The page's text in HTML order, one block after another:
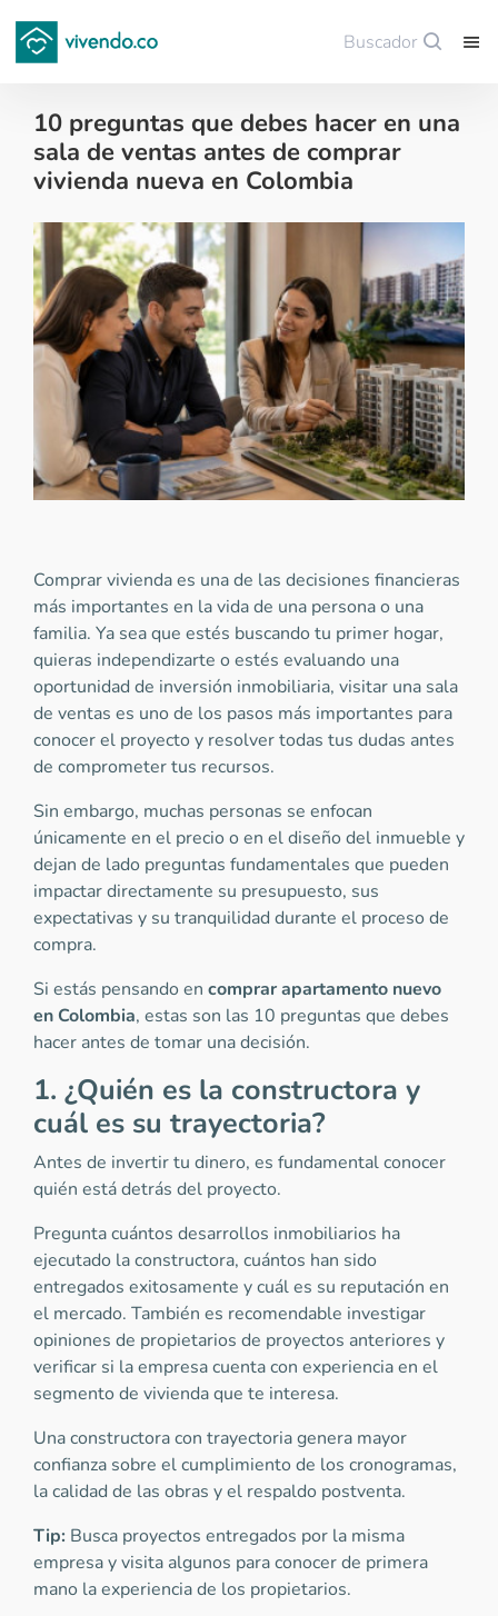
Buscador
10 preguntas que debes hacer en una
sala de ventas antes de comprar
vivienda nueva en Colombia
Tips para comprar vivienda nueva - 2026-06-09
Comprar vivienda es una de las decisiones financieras
más importantes en la vida de una persona o una
familia. Ya sea que estés buscando tu primer hogar,
quieras independizarte o estés evaluando una
oportunidad de inversión inmobiliaria, visitar una sala
de ventas es uno de los pasos más importantes para
conocer el proyecto y resolver todas tus dudas antes
de comprometer tus recursos.
Sin embargo, muchas personas se enfocan
únicamente en el precio o en el diseño del inmueble y
dejan de lado preguntas fundamentales que pueden
impactar directamente su presupuesto, sus
expectativas y su tranquilidad durante el proceso de
compra.
Si estás pensando en comprar apartamento nuevo
en Colombia, estas son las 10 preguntas que debes
hacer antes de tomar una decisión.
1. ¿Quién es la constructora y
cuál es su trayectoria?
Antes de invertir tu dinero, es fundamental conocer
quién está detrás del proyecto.
Pregunta cuántos desarrollos inmobiliarios ha
ejecutado la constructora, cuántos han sido
entregados exitosamente y cuál es su reputación en
el mercado. También es recomendable investigar
opiniones de propietarios de proyectos anteriores y
verificar si la empresa cuenta con experiencia en el
segmento de vivienda que te interesa.
Una constructora con trayectoria genera mayor
confianza sobre el cumplimiento de los cronogramas,
la calidad de las obras y el respaldo postventa.
Tip: Busca proyectos entregados por la misma
empresa y visita algunos para conocer de primera
mano la experiencia de los propietarios.
Guardar